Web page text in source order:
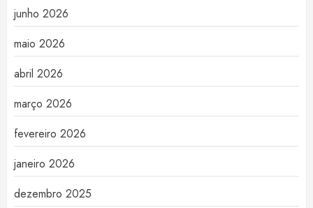
junho 2026
maio 2026
abril 2026
março 2026
fevereiro 2026
janeiro 2026
dezembro 2025